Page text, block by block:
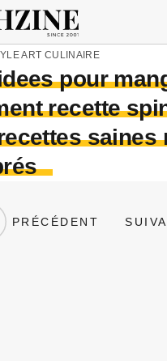
ART CULINAIRE
pour
recette
saines
PRÉCÉDENT